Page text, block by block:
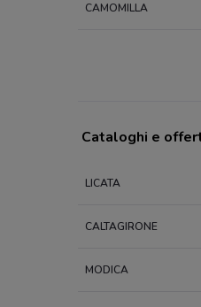
CAMOMILLA
Cataloghi e
LICATA
CALTAGIRONE
MODICA